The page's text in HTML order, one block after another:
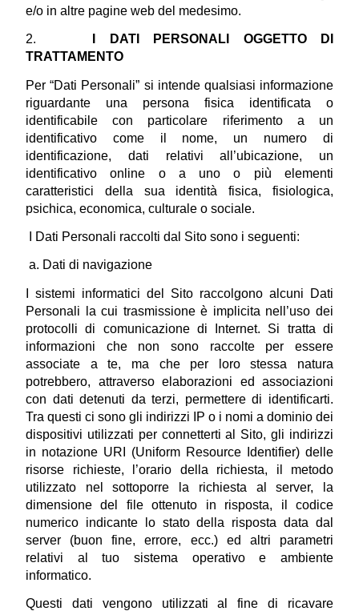
e/o in altre pagine web del medesimo.
2.
I DATI PERSONALI OGGETTO DI
TRATTAMENTO
Per “Dati Personali” si intende qualsiasi informazione
riguardante una persona fisica identificata o
identificabile con particolare riferimento a un
identificativo come il nome, un numero di
identificazione, dati relativi all’ubicazione, un
identificativo online o a uno o più elementi
caratteristici della sua identità fisica, fisiologica,
psichica, economica, culturale o sociale.
I Dati Personali raccolti dal Sito sono i seguenti:
a. Dati di navigazione
I sistemi informatici del Sito raccolgono alcuni Dati
Personali la cui trasmissione è implicita nell’uso dei
protocolli di comunicazione di Internet. Si tratta di
informazioni che non sono raccolte per essere
associate a te, ma che per loro stessa natura
potrebbero, attraverso elaborazioni ed associazioni
con dati detenuti da terzi, permettere di identificarti.
Tra questi ci sono gli indirizzi IP o i nomi a dominio dei
dispositivi utilizzati per connetterti al Sito, gli indirizzi
in notazione URI (Uniform Resource Identifier) delle
risorse richieste, l’orario della richiesta, il metodo
utilizzato nel sottoporre la richiesta al server, la
dimensione del file ottenuto in risposta, il codice
numerico indicante lo stato della risposta data dal
server (buon fine, errore, ecc.) ed altri parametri
relativi al tuo sistema operativo e ambiente
informatico.
Questi dati vengono utilizzati al fine di ricavare